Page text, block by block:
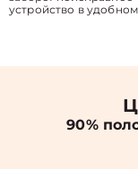
устройство в
90%